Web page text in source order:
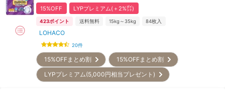
15%OFF LYPプレミアム(＋2%㌽)
423ポイント 送料無料 15kg～35kg 84枚入
LOHACO
20件
15%OFFまとめ割
15%OFFまとめ割
LYPプレミアム(5,000円相当プレゼント)